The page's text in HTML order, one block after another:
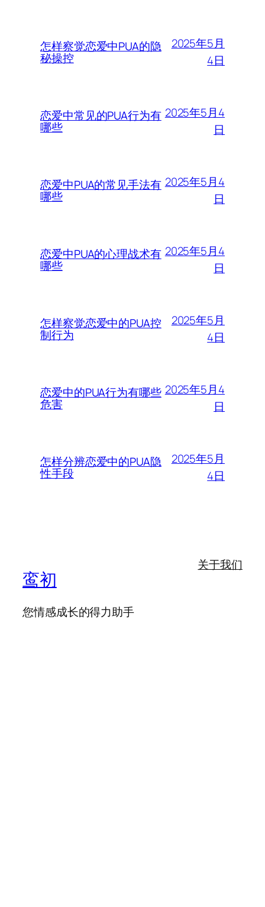
怎样察觉恋爱中PUA的隐
秘操控
2025年5月
4日
恋爱中常见的PUA行为有
哪些
2025年5月4
日
恋爱中PUA的常见手法有
哪些
2025年5月4
日
恋爱中PUA的心理战术有
哪些
2025年5月4
日
怎样察觉恋爱中的PUA控
制行为
2025年5月
4日
恋爱中的PUA行为有哪些
危害
2025年5月4
日
怎样分辨恋爱中的PUA隐
性手段
2025年5月
4日
鸾初
您情感成长的得力助手
关于我们